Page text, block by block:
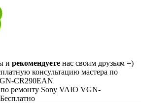
и рекомендуете нас своим друзьям =)
консультацию мастера по
CR290EAN
по ремонту Sony VAIO VGN-
Бесплатно